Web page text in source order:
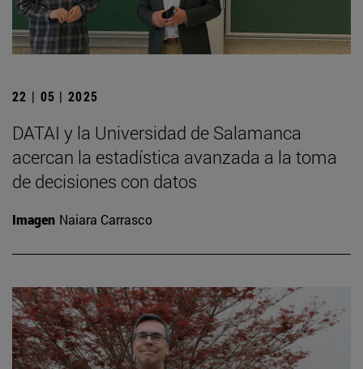
22 | 05 | 2025
DATAI y la Universidad de Salamanca
acercan la estadística avanzada a la toma
de decisiones con datos
Imagen Naiara Carrasco